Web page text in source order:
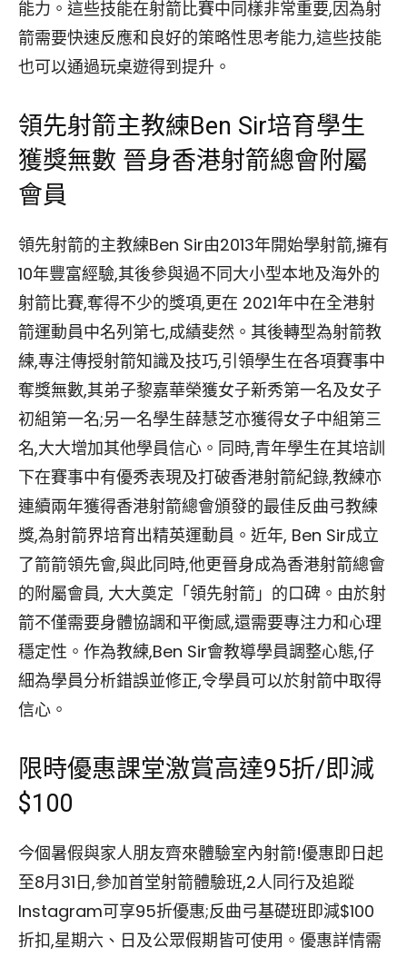
能力。這些技能在射箭比賽中同樣非常重要,因為射
箭需要快速反應和良好的策略性思考能力,這些技能
也可以通過玩桌遊得到提升。
領先射箭主教練Ben Sir培育學生
獲獎無數 晉身香港射箭總會附屬
會員
領先射箭的主教練Ben Sir由2013年開始學射箭,擁有
10年豐富經驗,其後參與過不同大小型本地及海外的
射箭比賽,奪得不少的獎項,更在 2021年中在全港射
箭運動員中名列第七,成績斐然。其後轉型為射箭教
練,專注傳授射箭知識及技巧,引領學生在各項賽事中
奪獎無數,其弟子黎嘉華榮獲女子新秀第一名及女子
初組第一名;另一名學生薛慧芝亦獲得女子中組第三
名,大大增加其他學員信心。同時,青年學生在其培訓
下在賽事中有優秀表現及打破香港射箭紀錄,教練亦
連續兩年獲得香港射箭總會頒發的最佳反曲弓教練
獎,為射箭界培育出精英運動員。近年, Ben Sir成立
了箭箭領先會,與此同時,他更晉身成為香港射箭總會
的附屬會員, 大大奠定「領先射箭」的口碑。由於射
箭不僅需要身體協調和平衡感,還需要專注力和心理
穩定性。作為教練,Ben Sir會教導學員調整心態,仔
細為學員分析錯誤並修正,令學員可以於射箭中取得
信心。
限時優惠課堂激賞高達95折/即減
$100
今個暑假與家人朋友齊來體驗室內射箭!優惠即日起
至8月31日,參加首堂射箭體驗班,2人同行及追蹤
Instagram可享95折優惠;反曲弓基礎班即減$100
折扣,星期六、日及公眾假期皆可使用。優惠詳情需